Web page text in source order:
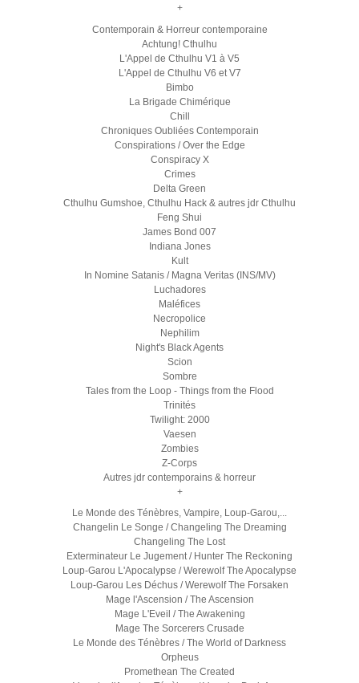
+
Contemporain & Horreur contemporaine
Achtung! Cthulhu
L'Appel de Cthulhu V1 à V5
L'Appel de Cthulhu V6 et V7
Bimbo
La Brigade Chimérique
Chill
Chroniques Oubliées Contemporain
Conspirations / Over the Edge
Conspiracy X
Crimes
Delta Green
Cthulhu Gumshoe, Cthulhu Hack & autres jdr Cthulhu
Feng Shui
James Bond 007
Indiana Jones
Kult
In Nomine Satanis / Magna Veritas (INS/MV)
Luchadores
Maléfices
Necropolice
Nephilim
Night's Black Agents
Scion
Sombre
Tales from the Loop - Things from the Flood
Trinités
Twilight: 2000
Vaesen
Zombies
Z-Corps
Autres jdr contemporains & horreur
+
Le Monde des Ténèbres, Vampire, Loup-Garou,...
Changelin Le Songe / Changeling The Dreaming
Changeling The Lost
Exterminateur Le Jugement / Hunter The Reckoning
Loup-Garou L'Apocalypse / Werewolf The Apocalypse
Loup-Garou Les Déchus / Werewolf The Forsaken
Mage l'Ascension / The Ascension
Mage L'Eveil / The Awakening
Mage The Sorcerers Crusade
Le Monde des Ténèbres / The World of Darkness
Orpheus
Promethean The Created